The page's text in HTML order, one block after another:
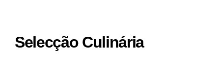
Selecção Culinária